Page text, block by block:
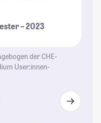
– 2023
der CHE-
User:innen-